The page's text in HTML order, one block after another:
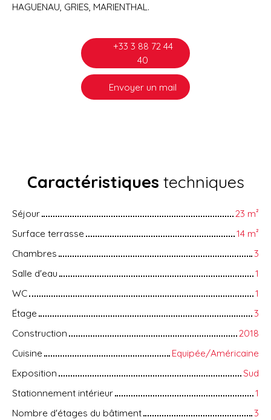
HAGUENAU, GRIES, MARIENTHAL.
+33 3 88 72 44
40
Envoyer un mail
Caractéristiques techniques
Séjour 23 m²
Surface terrasse
14 m²
Chambres
3
Salle d'eau
1
WC
1
Étage
3
Construction
2018
Cuisine
Equipée/Américaine
Exposition
Sud
Stationnement intérieur
1
Nombre d'étages du bâtiment
3